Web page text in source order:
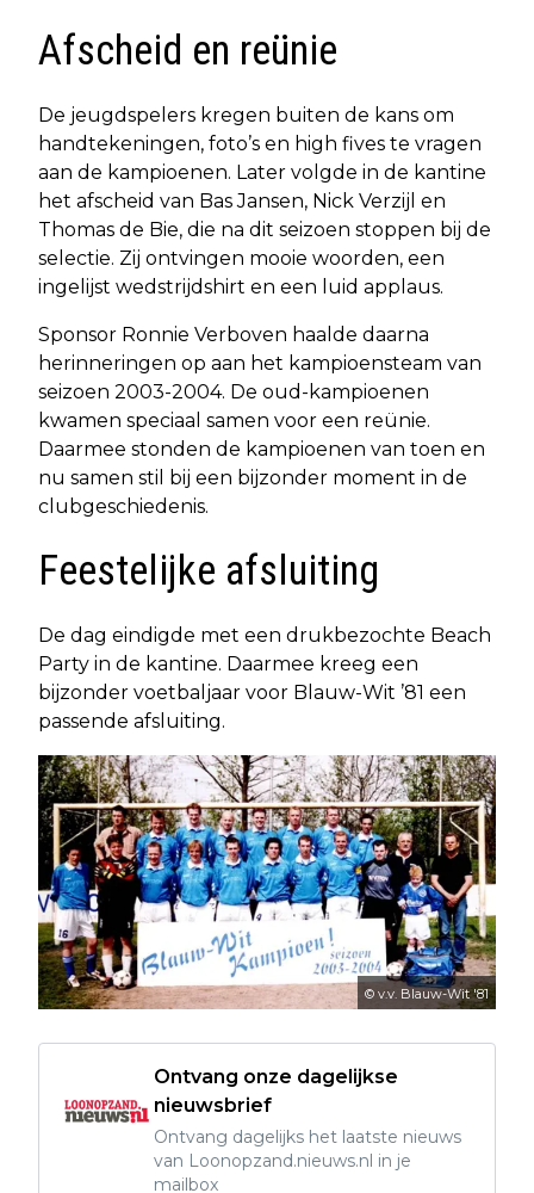
Afscheid en reünie
De jeugdspelers kregen buiten de kans om
handtekeningen, foto’s en high fives te vragen
aan de kampioenen. Later volgde in de kantine
het afscheid van Bas Jansen, Nick Verzijl en
Thomas de Bie, die na dit seizoen stoppen bij de
selectie. Zij ontvingen mooie woorden, een
ingelijst wedstrijdshirt en een luid applaus.
Sponsor Ronnie Verboven haalde daarna
herinneringen op aan het kampioensteam van
seizoen 2003-2004. De oud-kampioenen
kwamen speciaal samen voor een reünie.
Daarmee stonden de kampioenen van toen en
nu samen stil bij een bijzonder moment in de
clubgeschiedenis.
Feestelijke afsluiting
De dag eindigde met een drukbezochte Beach
Party in de kantine. Daarmee kreeg een
bijzonder voetbaljaar voor Blauw-Wit ’81 een
passende afsluiting.
© v.v. Blauw-Wit '81
Ontvang onze dagelijkse
nieuwsbrief
Ontvang dagelijks het laatste nieuws
van Loonopzand.nieuws.nl in je
mailbox